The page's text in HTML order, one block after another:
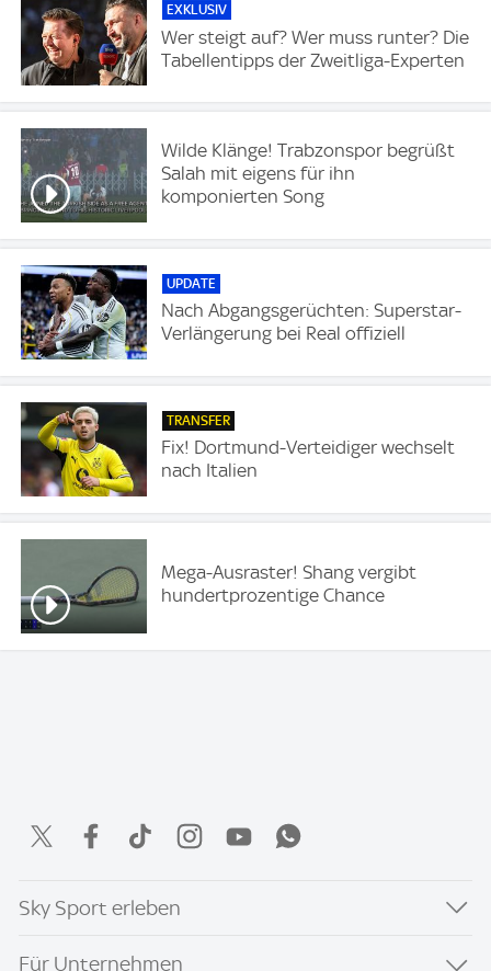
EXKLUSIV
Wer steigt auf? Wer muss runter? Die
Tabellentipps der Zweitliga-Experten
Wilde Klänge! Trabzonspor begrüßt
Salah mit eigens für ihn
komponierten Song
UPDATE
Nach Abgangsgerüchten: Superstar-
Verlängerung bei Real offiziell
TRANSFER
Fix! Dortmund-Verteidiger wechselt
nach Italien
Mega-Ausraster! Shang vergibt
hundertprozentige Chance
Sky Sport erleben
Für Unternehmen